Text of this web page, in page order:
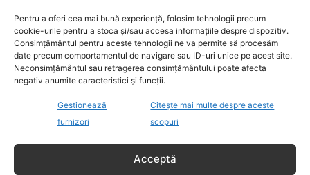
Pentru a oferi cea mai bună experiență, folosim tehnologii precum
cookie-urile pentru a stoca și/sau accesa informațiile despre dispozitiv.
Consimțământul pentru aceste tehnologii ne va permite să procesăm
date precum comportamentul de navigare sau ID-uri unice pe acest site.
Neconsimțământul sau retragerea consimțământului poate afecta
negativ anumite caracteristici și funcții.
Gestionează
furnizori
Citește mai multe despre aceste
scopuri
Acceptă
În legătură cu explozia produsă pe
teritoriul Bulgariei, în ziua de 8 august,
în jurul orei 08.20, în proximitatea
frontierei[...]
Fenomen neobișnuit în Anglia: Pur și simplu nu a plouat.